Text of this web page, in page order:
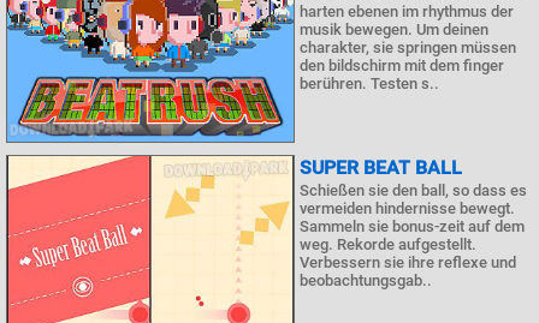
harten ebenen im rhythmus der
musik bewegen. Um deinen
charakter, sie springen müssen
den bildschirm mit dem finger
berühren. Testen s..
SUPER BEAT BALL
Schießen sie den ball, so dass es
vermeiden hindernisse bewegt.
Sammeln sie bonus-zeit auf dem
weg. Rekorde aufgestellt.
Verbessern sie ihre reflexe und
beobachtungsgab..